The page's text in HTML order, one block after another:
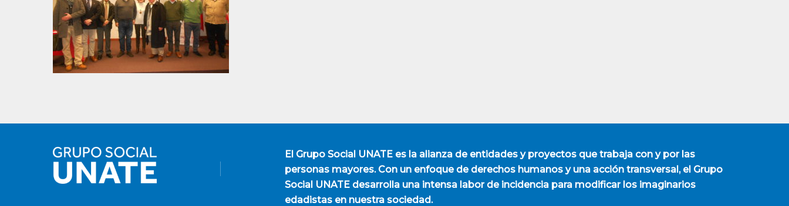
El Grupo Social UNATEes la alianza de entidades y proyectos que trabaja con y por las
personas mayores. Con un enfoque de derechos humanos y una acción transversal, el Grupo
Social UNATE desarrolla una intensa labor de incidencia para modificar los imaginarios
edadistas en nuestra sociedad.